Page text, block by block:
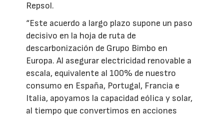
Repsol.
“Este acuerdo a largo plazo supone un paso
decisivo en la hoja de ruta de
descarbonización de Grupo Bimbo en
Europa. Al asegurar electricidad renovable a
escala, equivalente al 100% de nuestro
consumo en España, Portugal, Francia e
Italia, apoyamos la capacidad eólica y solar,
al tiempo que convertimos en acciones